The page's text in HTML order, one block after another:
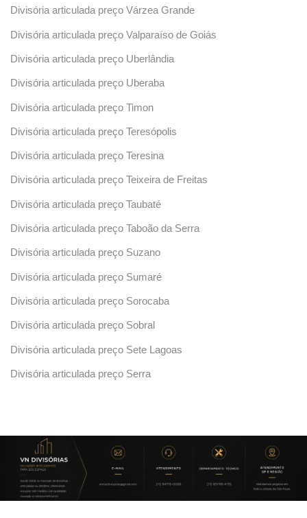
Divisória articulada preço Várzea Grande
Divisória articulada preço Valparaíso de Goiás
Divisória articulada preço Uberlândia
Divisória articulada preço Uberaba
Divisória articulada preço Timon
Divisória articulada preço Teresópolis
Divisória articulada preço Teresina
Divisória articulada preço Teixeira de Freitas
Divisória articulada preço Taubaté
Divisória articulada preço Taboão da Serra
Divisória articulada preço Suzano
Divisória articulada preço Sumaré
Divisória articulada preço Sorocaba
Divisória articulada preço Sobral
Divisória articulada preço Sete Lagoas
Divisória articulada preço Serra